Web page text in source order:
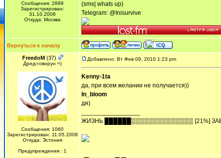
Сообщения: 2889
Зарегистрирован:
31.10.2008
Откуда: Москва
(sms| whats up)
Telegram: @Inisurvive
Вернуться к началу
FreedoM(37)
Дред-говорун =)
Сообщения: 1060
Зарегистрирован: 11.05.2008
Откуда: Эстония
Предупреждения : 1
Добавлено: Вт Фев 09, 2010 1:23 pm
Kenny-1ta
да, при всем желании не получается))
In_bloom
дя)
ЖИЗHЬ ██████▒▒▒▒▒▒▒▒▒▒▒▒▒▒ [21%]